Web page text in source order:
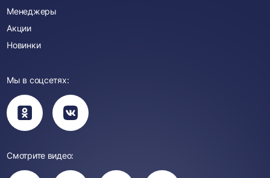
Менеджеры
Акции
Новинки
Мы в соцсетях:
Вы
перейдете
в
группу
Вы
перейдете
в
группу
Смотрите видео:
Вы